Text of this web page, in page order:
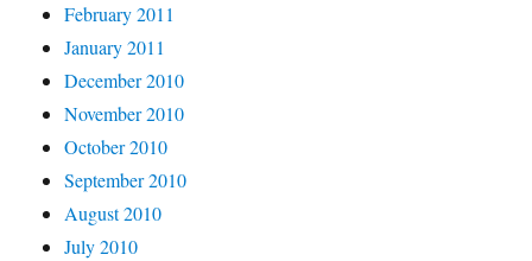
February 2011
January 2011
December 2010
November 2010
October 2010
September 2010
August 2010
July 2010